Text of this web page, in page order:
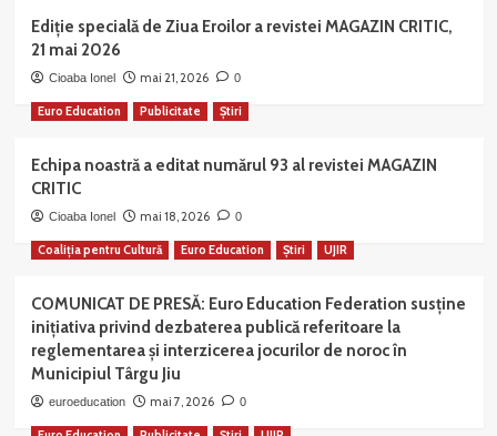
Ediție specială de Ziua Eroilor a revistei MAGAZIN CRITIC,
21 mai 2026
Cioaba Ionel mai 21, 2026 0
Euro Education Publicitate Știri
Echipa noastră a editat numărul 93 al revistei MAGAZIN
CRITIC
Cioaba Ionel mai 18, 2026 0
Coaliția pentru Cultură Euro Education Știri UJIR
COMUNICAT DE PRESĂ: Euro Education Federation susține
inițiativa privind dezbaterea publică referitoare la
reglementarea și interzicerea jocurilor de noroc în
Municipiul Târgu Jiu
euroeducation mai 7, 2026 0